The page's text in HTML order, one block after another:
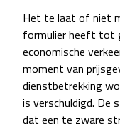
Het te laat of niet
formulier heeft tot
economische
moment van
dienstbetrekking
is verschuldigd. De
dat een te zware